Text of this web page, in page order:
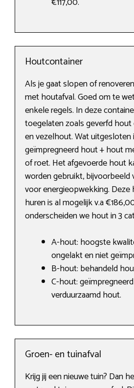
Houtcontainer
Als je gaat slopen of
met houtafval. Goed om te
enkele regels. In deze
toegelaten zoals geverfd
en vezelhout. Wat uitgesloten
geïmpregneerd hout + hout
of roet. Het afgevoerde hout
worden gebruikt,
voor energieopwekking.
huren is al mogelijk v.a
onderscheiden we hout in 3
A-hout: hoogste
ongelakt en niet
B-hout: behandeld
C-hout:
verduurzaamd hout.
Groen- en tuinafval
Krijg jij een nieuwe tuin? Dan